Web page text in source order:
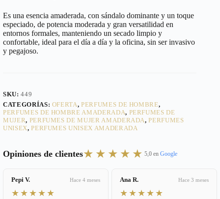
Es una esencia amaderada, con sándalo dominante y un toque
especiado, de potencia moderada y gran versatilidad en
entornos formales, manteniendo un secado limpio y
confortable, ideal para el día a día y la oficina, sin ser invasivo
y pegajoso.
SKU:449
CATEGORÍAS: OFERTA,PERFUMES DE HOMBRE,
PERFUMES DE HOMBRE AMADERADA, PERFUMES DE
MUJER, PERFUMES DE MUJER AMADERADA,PERFUMES
UNISEX,PERFUMES UNISEX AMADERADA
Opiniones de clientes★★★★★ 5,0 en Google
Pepi V. Hace 4 meses
★★★★★
Ana R. Hace 3 meses
★★★★★